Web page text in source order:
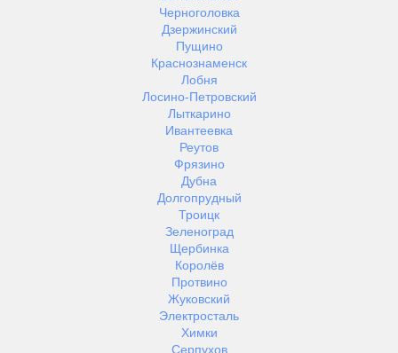
Черноголовка
Дзержинский
Пущино
Краснознаменск
Лобня
Лосино-Петровский
Лыткарино
Ивантеевка
Реутов
Фрязино
Дубна
Долгопрудный
Троицк
Зеленоград
Щербинка
Королёв
Протвино
Жуковский
Электросталь
Химки
Серпухов